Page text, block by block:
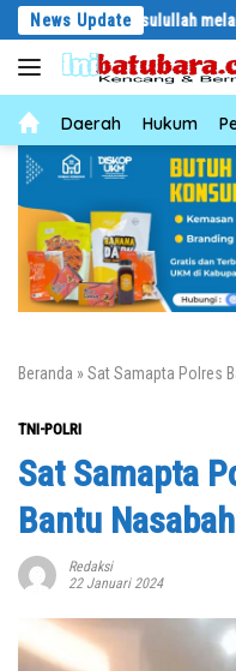
Langsung
konten
News Update
Rasulullah melalui Batu Bara
NewsDaerah Hukum
Beranda » Sat Samapta Polres
TNI-POLRI
Sat Samapta
Bantu
Redaksi
22 Januari 2024